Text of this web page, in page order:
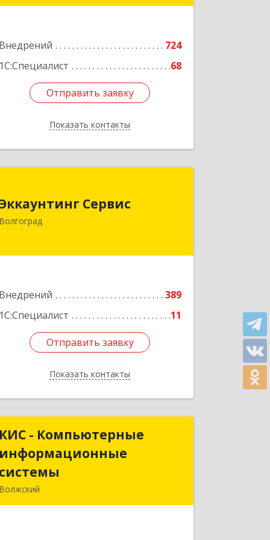
Внедрений
724
1С:Специалист
68
Отправить заявку
Показать контакты
Подробнее
Отправить заявку
Назад
Сервис
Волгоград
Внедрений
389
1С:Специалист
11
Отправить заявку
Показать контакты
400026, Волгоградская обл, Волгоград
г, Изобильная ул, дом № 12, кв.40
Подробнее
Отправить заявку
Назад
КИС - Компьютерные
информационные
системы
Волжский
КИС - Компьютерные
информационные